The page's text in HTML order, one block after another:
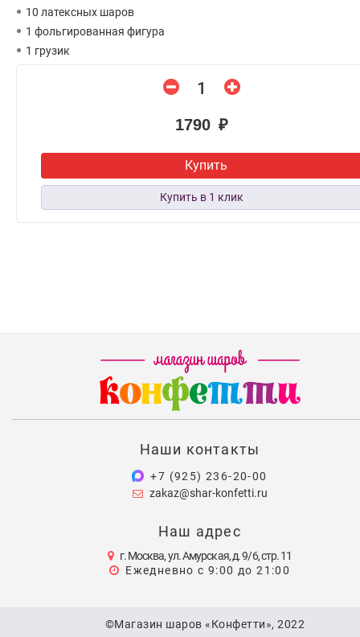
10 латексных шаров
1 фольгированная фигура
1 грузик
1790 ₽
Купить
Наши контакты
+7 (925) 236-20-00
zakaz@shar-konfetti.ru
Наш адрес
г. Москва, ул. Амурская, д. 9/6, стр. 11
Ежедневно с 9:00 до 21:00
©Магазин шаров «Конфетти», 2022